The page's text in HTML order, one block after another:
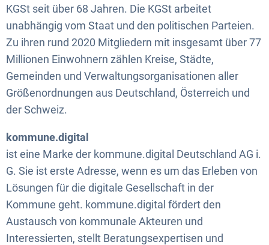
KGSt seit über 68 Jahren. Die KGSt arbeitet
unabhängig vom Staat und den politischen Parteien.
Zu ihren rund 2020 Mitgliedern mit insgesamt über 77
Millionen Einwohnern zählen Kreise, Städte,
Gemeinden und Verwaltungsorganisationen aller
Größenordnungen aus Deutschland, Österreich und
der Schweiz.
kommune.digital
ist eine Marke der kommune.digital Deutschland AG i.
G. Sie ist erste Adresse, wenn es um das Erleben von
Lösungen für die digitale Gesellschaft in der
Kommune geht. kommune.digital fördert den
Austausch von kommunale Akteuren und
Interessierten, stellt Beratungsexpertisen und